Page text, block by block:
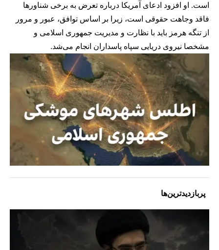
است. او افزود ادعای آمریکا درباره تعرض به برخی شناورها
فاقد وجاهت حقوقی است، زیرا بر اساس توافق، عبور و مرور
از تنگه هرمز باید با نظارت و مدیریت جمهوری اسلامی و
مشخصا نیروی دریایی سپاه پاسداران انجام می‌شد.
پربازدیدترین‌ها